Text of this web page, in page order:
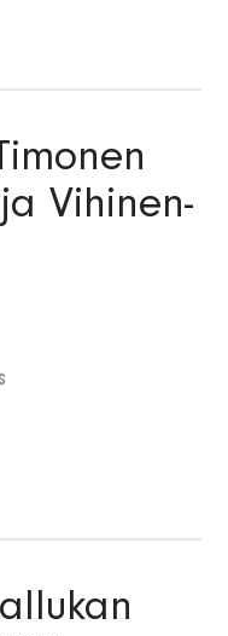
Vihinen-